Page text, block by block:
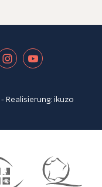
- Realisierung:ikuzo